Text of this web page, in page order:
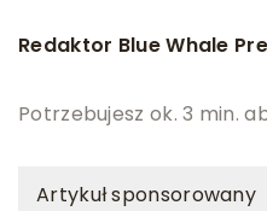
Redaktor Blue Whale
Potrzebujesz ok. 3 min.
Artykuł sponsorowany